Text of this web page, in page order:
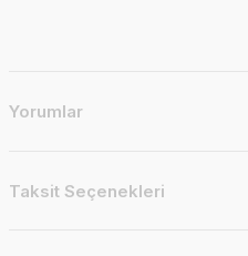
Yorumlar
Taksit Seçenekleri